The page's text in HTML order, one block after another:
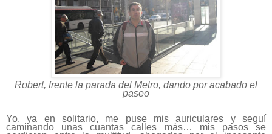
Robert, frente la parada del Metro, dando por acabado el
paseo
Yo, ya en solitario, me puse mis auriculares y seguí
caminando unas cuantas calles más… mis pasos se